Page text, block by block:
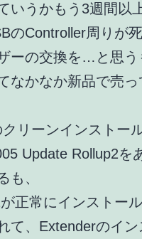
いうかもう3週間以
のController周りが
ーの交換を…と思う
なかなか新品で売
リーンインストー
Update Rollup2を
も、
が正常にインストー
て、Extenderのイ